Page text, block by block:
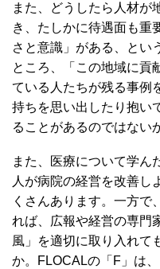
また、どうしたら人材が
き、たしかに待遇面も重
さと意識」がある、とい
ところ、「この地域に貢
ている人たちが残る事例
持ちを思い出したり抱い
ることがあるのではない
また、医療について学ん
人が病院の経営を改善し
くさんあります。一方で
れば、広報や経営の専門
風」を適切に取り入れて
か。FLOCALの「F」は